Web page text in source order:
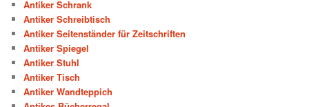
Antiker Schrank
Antiker Schreibtisch
Antiker Seitenständer für Zeitschriften
Antiker Spiegel
Antiker Stuhl
Antiker Tisch
Antiker Wandteppich